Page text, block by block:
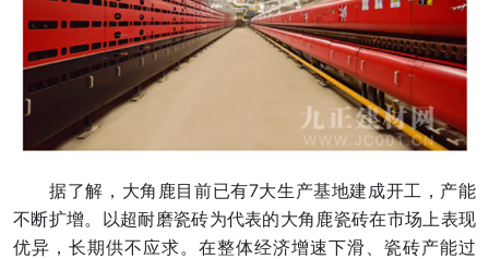
据了解，大角鹿目前已有7大生产基地建成开工，产能
不断扩增。以超耐磨瓷砖为代表的大角鹿瓷砖在市场上表现
优异，长期供不应求。在整体经济增速下滑、瓷砖产能过